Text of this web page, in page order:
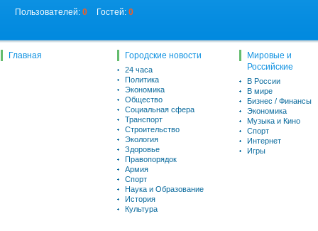
Пользователей: 0 Гостей: 0
Главная Городские новости
24 часа
Политика
Экономика
Общество
Социальная сфера
Транспорт
Строительство
Экология
Здоровье
Правопорядок
Армия
Спорт
Наука и Образование
История
Культура
Мировые и
Российские
В России
В мире
Бизнес / Финансы
Экономика
Музыка и Кино
Спорт
Интернет
Игры